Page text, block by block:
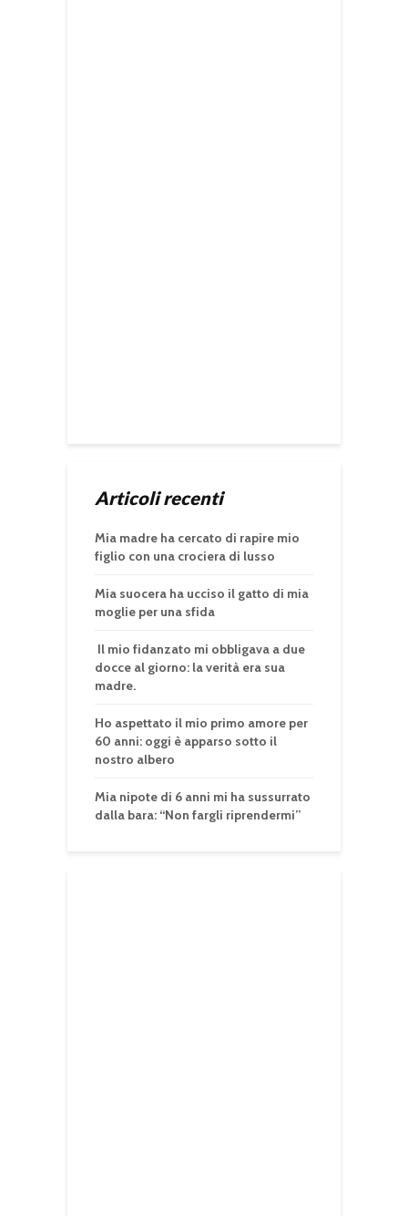
Articoli recenti
Mia madre ha cercato di rapire mio
figlio con una crociera di lusso
Mia suocera ha ucciso il gatto di mia
moglie per una sfida
Il mio fidanzato mi obbligava a due
docce al giorno: la verità era sua
madre.
Ho aspettato il mio primo amore per
60 anni: oggi è apparso sotto il
nostro albero
Mia nipote di 6 anni mi ha sussurrato
dalla bara: “Non fargli riprendermi”